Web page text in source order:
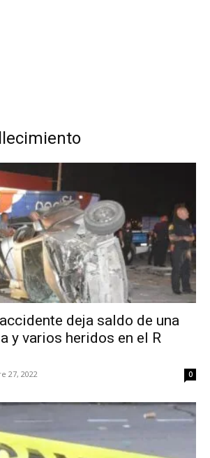
deja saldo de una
y varios heridos en el R
27, 2022 0